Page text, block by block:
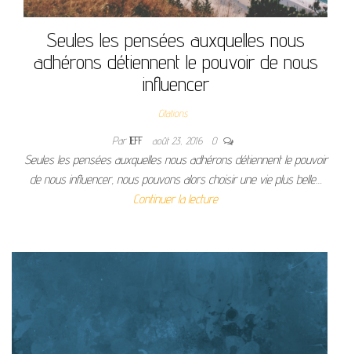
Seules les pensées auxquelles nous
adhérons détiennent le pouvoir de nous
influencer
Citations
ParJEFF août 23, 2016 0
Seules les pensées auxquelles nous adhérons détiennent le pouvoir
de nous influencer, nous pouvons alors choisir une vie plus belle…
Continuer la lecture